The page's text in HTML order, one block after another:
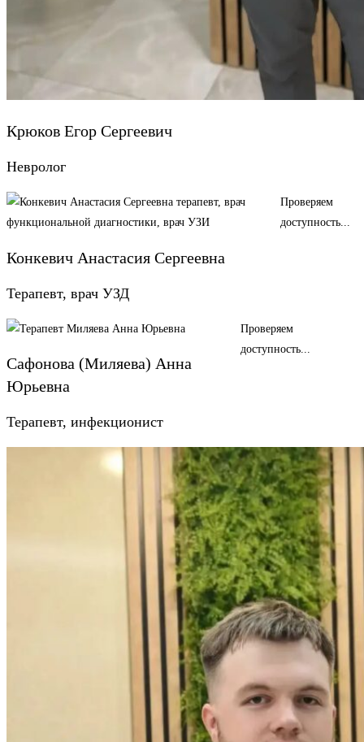
Крюков Егор Сергеевич
Невролог
Конкевич Анастасия Сергеевна
Терапевт, врач УЗД
Проверяем
доступность...
Сафонова (Миляева) Анна
Юрьевна
Терапевт, инфекционист
Проверяем
доступность...